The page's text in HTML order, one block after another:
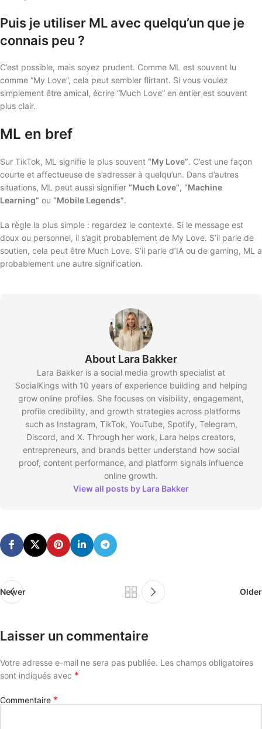
Puis je utiliser ML avec quelqu’un que je
connais peu ?
C’est possible, mais soyez prudent. Comme ML est souvent lu
comme “My Love”, cela peut sembler flirtant. Si vous voulez
simplement être amical, écrire “Much Love” en entier est souvent
plus clair.
ML en bref
Sur TikTok, ML signifie le plus souvent “My Love”. C’est une façon
courte et affectueuse de s’adresser à quelqu’un. Dans d’autres
situations, ML peut aussi signifier “Much Love”, “Machine
Learning” ou “Mobile Legends”.
La règle la plus simple : regardez le contexte. Si le message est
doux ou personnel, il s’agit probablement de My Love. S’il parle de
soutien, cela peut être Much Love. S’il parle d’IA ou de gaming, ML a
probablement une autre signification.
About Lara Bakker
Lara Bakker is a social media growth specialist at
SocialKings with 10 years of experience building and helping
grow online profiles. She focuses on visibility, engagement,
profile credibility, and growth strategies across platforms
such as Instagram, TikTok, YouTube, Spotify, Telegram,
Discord, and X. Through her work, Lara helps creators,
entrepreneurs, and brands better understand how social
proof, content performance, and platform signals influence
online growth.
View all posts by Lara Bakker
Newer Older
Laisser un commentaire
Votre adresse e-mail ne sera pas publiée. Les champs obligatoires
sont indiqués avec *
Commentaire *